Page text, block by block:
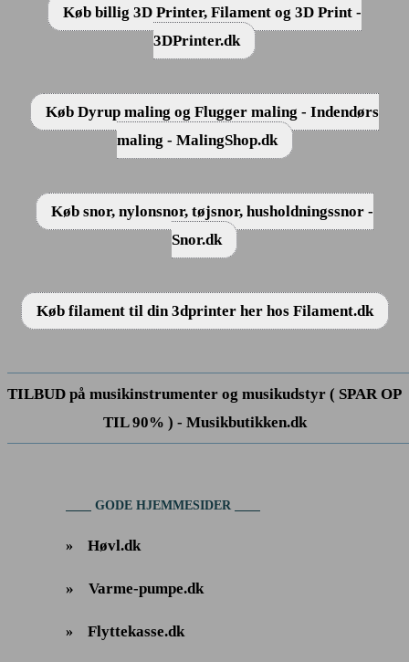
Køb billig 3D Printer, Filament og 3D Print -
3DPrinter.dk
Køb Dyrup maling og Flugger maling - Indendørs
maling - MalingShop.dk
Køb snor, nylonsnor, tøjsnor, husholdningssnor -
Snor.dk
Køb filament til din 3dprinter her hos Filament.dk
TILBUD på musikinstrumenter og musikudstyr ( SPAR OP
TIL 90% ) - Musikbutikken.dk
GODE HJEMMESIDER
» Høvl.dk
» Varme-pumpe.dk
» Flyttekasse.dk